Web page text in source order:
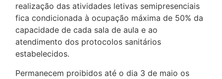
realização das atividades letivas semipresenciais
fica condicionada à ocupação máxima de 50% da
capacidade de cada sala de aula e ao
atendimento dos protocolos sanitários
estabelecidos.
Permanecem proibidos até o dia 3 de maio os